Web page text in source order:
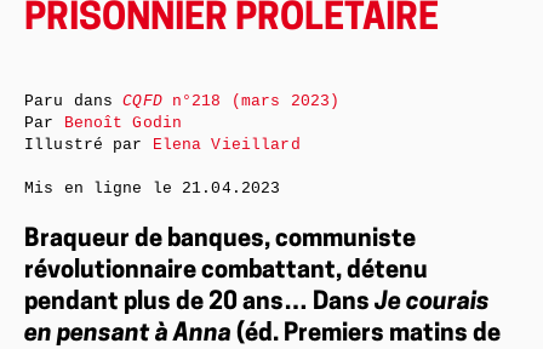
PRISONNIER PROLÉTAIRE
Braqueur de banques, communiste
révolutionnaire combattant, détenu
pendant plus de 20 ans… Dans Je courais
en pensant à Anna (éd. Premiers matins de
Paru dansCQFDn°218 (mars 2023)
Par Benoît Godin
Illustré par Elena Vieillard
Mis en ligne le 21.04.2023